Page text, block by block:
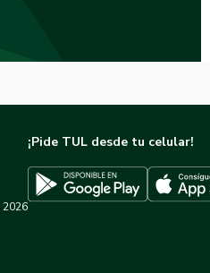
2026
¡Pide TUL desde tu celular!
Descargar TUL en Google Play